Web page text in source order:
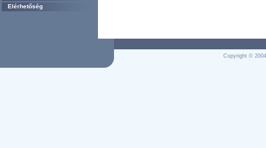
Elérhetőség
Copyright ©